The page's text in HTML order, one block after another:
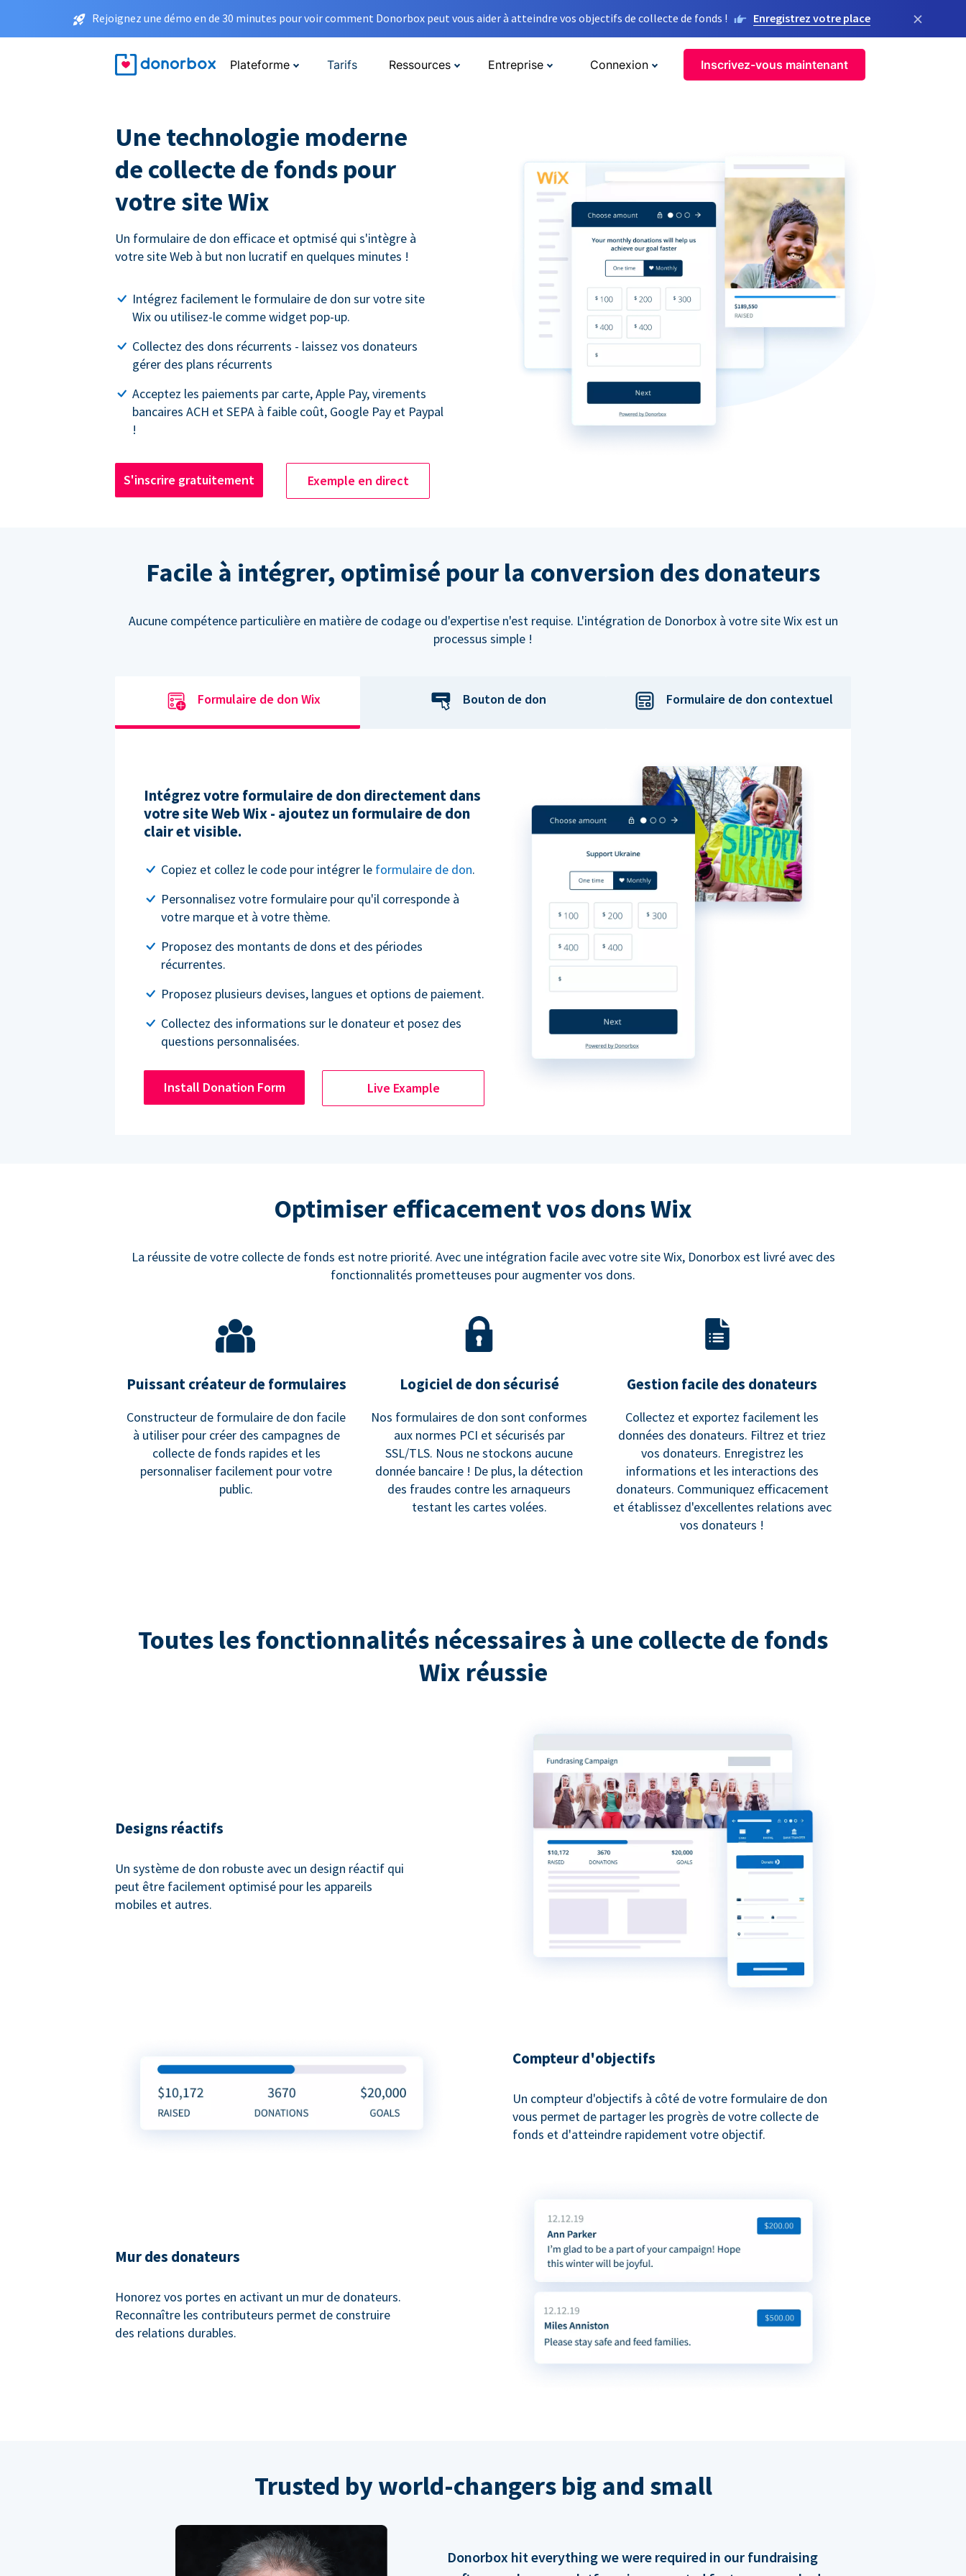
Rejoignez une démo en de 30 minutes pour voir comment Donorbox peut vous aider à atteindre vos objectifs de collecte de fonds ! Enregistrez votre place ×
Plateforme Tarifs Ressources Entreprise Connexion Inscrivez-vous maintenant
Une technologie moderne
de collecte de fonds pour
votre site Wix
Un formulaire de don efficace et optmisé qui s'intègre à
votre site Web à but non lucratif en quelques minutes !
Intégrez facilement le formulaire de don sur votre site
Wix ou utilisez-le comme widget pop-up.
Collectez des dons récurrents - laissez vos donateurs
gérer des plans récurrents
Acceptez les paiements par carte, Apple Pay, virements
bancaires ACH et SEPA à faible coût, Google Pay et Paypal
!
S'inscrire gratuitement Exemple en direct
Facile à intégrer, optimisé pour la conversion des donateurs
Aucune compétence particulière en matière de codage ou d'expertise n'est requise. L'intégration de Donorbox à votre site Wix est un
processus simple !
Formulaire de don Wix Bouton de don Formulaire de don contextuel
Intégrez votre formulaire de don directement dans
votre site Web Wix - ajoutez un formulaire de don
clair et visible.
Copiez et collez le code pour intégrer le formulaire de don.
Personnalisez votre formulaire pour qu'il corresponde à
votre marque et à votre thème.
Proposez des montants de dons et des périodes
récurrentes.
Proposez plusieurs devises, langues et options de paiement.
Collectez des informations sur le donateur et posez des
questions personnalisées.
Install Donation Form Live Example
Optimiser efficacement vos dons Wix
La réussite de votre collecte de fonds est notre priorité. Avec une intégration facile avec votre site Wix, Donorbox est livré avec des
fonctionnalités prometteuses pour augmenter vos dons.
Puissant créateur de formulaires
Constructeur de formulaire de don facile
à utiliser pour créer des campagnes de
collecte de fonds rapides et les
personnaliser facilement pour votre
public.
Logiciel de don sécurisé
Nos formulaires de don sont conformes
aux normes PCI et sécurisés par
SSL/TLS. Nous ne stockons aucune
donnée bancaire ! De plus, la détection
des fraudes contre les arnaqueurs
testant les cartes volées.
Gestion facile des donateurs
Collectez et exportez facilement les
données des donateurs. Filtrez et triez
vos donateurs. Enregistrez les
informations et les interactions des
donateurs. Communiquez efficacement
et établissez d'excellentes relations avec
vos donateurs !
Toutes les fonctionnalités nécessaires à une collecte de fonds
Wix réussie
Designs réactifs
Un système de don robuste avec un design réactif qui
peut être facilement optimisé pour les appareils
mobiles et autres.
Compteur d'objectifs
Un compteur d'objectifs à côté de votre formulaire de don
vous permet de partager les progrès de votre collecte de
fonds et d'atteindre rapidement votre objectif.
Mur des donateurs
Honorez vos portes en activant un mur de donateurs.
Reconnaître les contributeurs permet de construire
des relations durables.
Trusted by world-changers big and small
Donorbox hit everything we were required in our fundraising